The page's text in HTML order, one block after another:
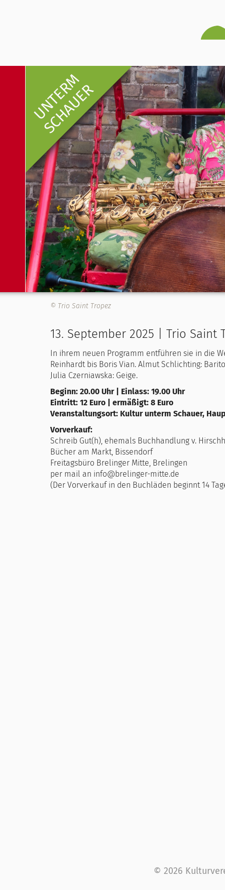
UNTERM
SCHAUER
© Trio Saint Tropez
13. September 2025 | Trio Saint
In ihrem neuen Programm entführen sie in die
Reinhardt bis Boris Vian. Almut Schlichting:
Julia Czerniawska: Geige.
Beginn: 20.00 Uhr | Einlass: 19.00 Uhr
Eintritt: 12 Euro | ermäßigt: 8 Euro
Veranstaltungsort: Kultur unterm Schauer,
Vorverkauf:
Schreib Gut(h), ehemals Buchhandlung v.
Bücher am Markt, Bissendorf
Freitagsbüro Brelinger Mitte, Brelingen
per mail an info@brelinger-mitte.de
(Der Vorverkauf in den Buchläden beginnt 14
© 2026